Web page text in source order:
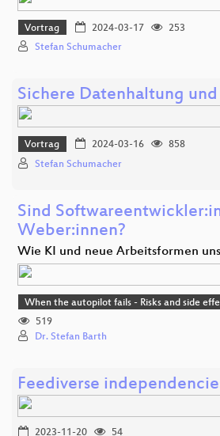
Vortrag 2024-03-17
253
Stefan Schumacher
Sichere Datenhaltung
Vortrag 2024-03-16
858
Stefan Schumacher
Sind
Weber:innen?
Wie KI und neue Arbeitsformen
When the autopilot fails - Risks and side
519
Dr. Stefan Barth
Feediverse
2023-11-20 54